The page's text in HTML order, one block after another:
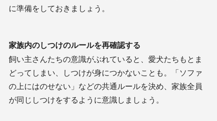
に準備をしておきましょう。
家族内のしつけのルールを再確認する
飼い主さんたちの意識がぶれていると、愛犬たちもとま
どってしまい、しつけが身につかないことも。「ソファ
の上にはのせない」などの共通ルールを決め、家族全員
が同じしつけをするように意識しましょう。